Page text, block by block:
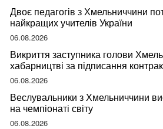
Двоє педагогів з Хмельниччини
найкращих учителів України
06.08.2026
Викриття заступника голови
хабарництві за підписання
06.08.2026
Веслувальники з Хмельниччини
на чемпіонаті світу
06.08.2026